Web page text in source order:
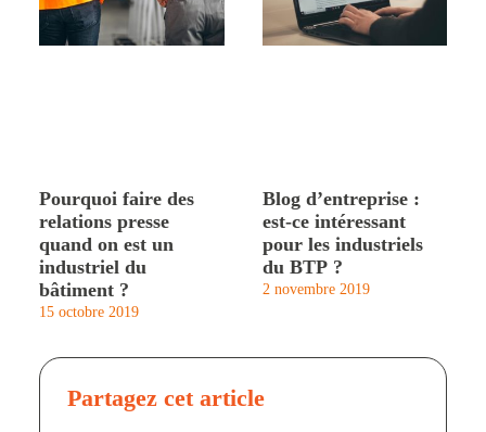
Pourquoi faire des
relations presse
quand on est un
industriel du
bâtiment ?
15 octobre 2019
Blog d’entreprise :
est-ce intéressant
pour les industriels
du BTP ?
2 novembre 2019
Partagez cet article